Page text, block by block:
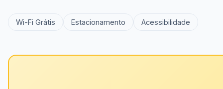
Wi-Fi Grátis Estacionamento Acessibilidade